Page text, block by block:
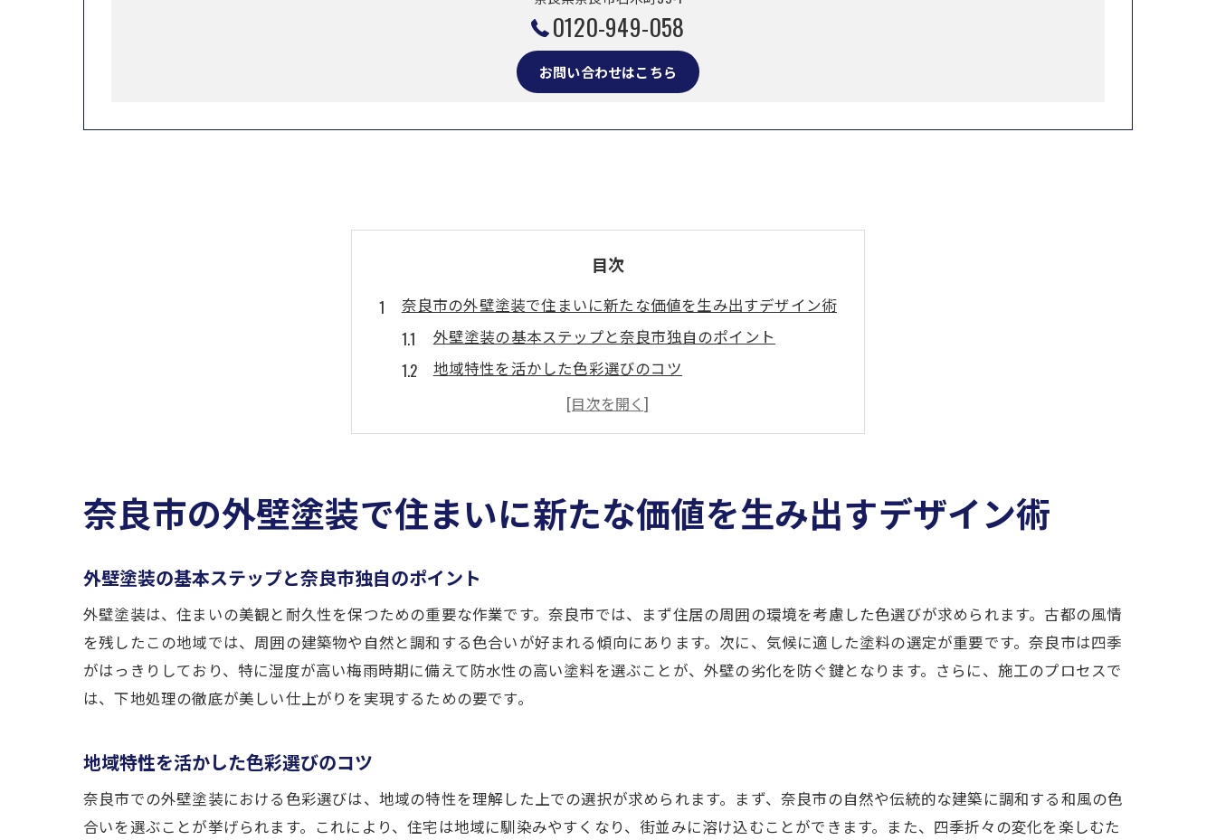
0120-949-058
お問い合わせはこちら
目次
奈良市の外壁塗装で住まいに新たな価値を生み出すデザイン術
外壁塗装の基本ステップと奈良市独自のポイント
地域特性を活かした色彩選びのコツ
素材選びで変わる外壁塗装の印象
奈良市の歴史を反映したデザイン術
プロに聞く！奈良市での外壁塗装の注意点
歴史と現代の融合奈良市での外壁デザインの魅力
奈良市の文化を取り入れた外壁デザイン事例
古都の雰囲気を活かす現代建築のアプローチ
外壁塗装で実現する時代を超えた美しさ
歴史的背景を考慮したデザインプラン
地域の自然と調和する素材の選定
奈良市の外壁塗装で住まいに新たな価値を生み出すデザイン術
外壁塗装の基本ステップと奈良市独自のポイント
外壁塗装は、住まいの美観と耐久性を保つための重要な作業です。奈良市では、まず住居の周囲の環境を考慮した色選びが求められます。古都の風情
を残したこの地域では、周囲の建築物や自然と調和する色合いが好まれる傾向にあります。次に、気候に適した塗料の選定が重要です。奈良市は四季
がはっきりしており、特に湿度が高い梅雨時期に備えて防水性の高い塗料を選ぶことが、外壁の劣化を防ぐ鍵となります。さらに、施工のプロセスで
は、下地処理の徹底が美しい仕上がりを実現するための要です。
地域特性を活かした色彩選びのコツ
奈良市での外壁塗装における色彩選びは、地域の特性を理解した上での選択が求められます。まず、奈良市の自然や伝統的な建築に調和する和風の色
合いを選ぶことが挙げられます。これにより、住宅は地域に馴染みやすくなり、街並みに溶け込むことができます。また、四季折々の変化を楽しむた